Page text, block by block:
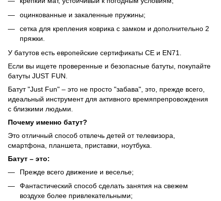
оцинкованные и закаленные пружины;
сетка для крепления коврика с замком и дополнительно 2
пряжки.
У батутов есть европейские сертификаты CE и EN71.
Если вы ищете проверенные и безопасные батуты, покупайте
батуты JUST FUN.
Батут "Just Fun" – это не просто "забава", это, прежде всего,
идеальный инструмент для активного времяпрепровождения
с близкими людьми.
Почему именно батут?
Это отличный способ отвлечь детей от телевизора,
смартфона, планшета, приставки, ноутбука.
Батут – это:
Прежде всего движение и веселье;
Фантастический способ сделать занятия на свежем
воздухе более привлекательными;